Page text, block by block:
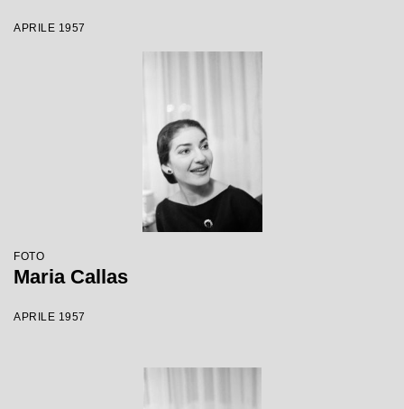
APRILE 1957
FOTO
Maria Callas
APRILE 1957